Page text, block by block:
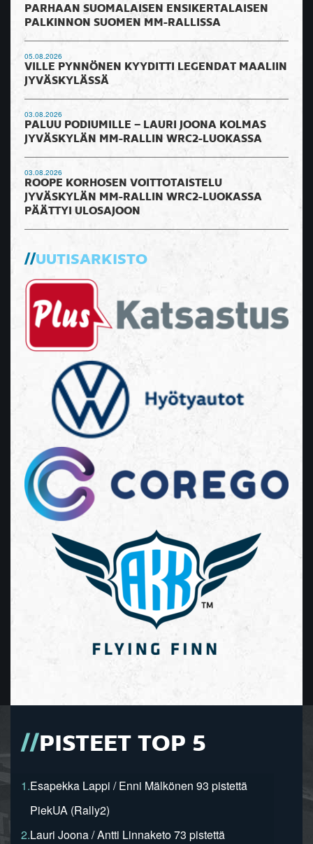
PARHAAN SUOMALAISEN ENSIKERTALAISEN
PALKINNON SUOMEN MM-RALLISSA
05.08.2026
VILLE PYNNÖNEN KYYDITTI LEGENDAT MAALIIN
JYVÄSKYLÄSSÄ
03.08.2026
PALUU PODIUMILLE – LAURI JOONA KOLMAS
JYVÄSKYLÄN MM-RALLIN WRC2-LUOKASSA
03.08.2026
ROOPE KORHOSEN VOITTOTAISTELU
JYVÄSKYLÄN MM-RALLIN WRC2-LUOKASSA
PÄÄTTYI ULOSAJOON
UUTISARKISTO
PISTEET TOP 5
1.Esapekka Lappi / Enni Mälkönen 93 pistettä
PiekUA (Rally2)
2.Lauri Joona / Antti Linnaketo 73 pistettä